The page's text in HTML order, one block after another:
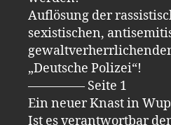
Auflösung der
sexistischen,
„Deutsche Polizei“!
————– Seite 1
Ein neuer Knast in
Ist es verantwortbar